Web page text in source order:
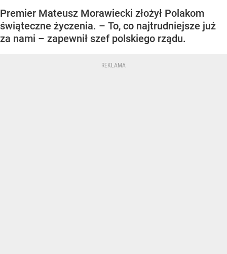
Premier Mateusz Morawiecki złożył Polakom
świąteczne życzenia. – To, co najtrudniejsze już
za nami – zapewnił szef polskiego rządu.